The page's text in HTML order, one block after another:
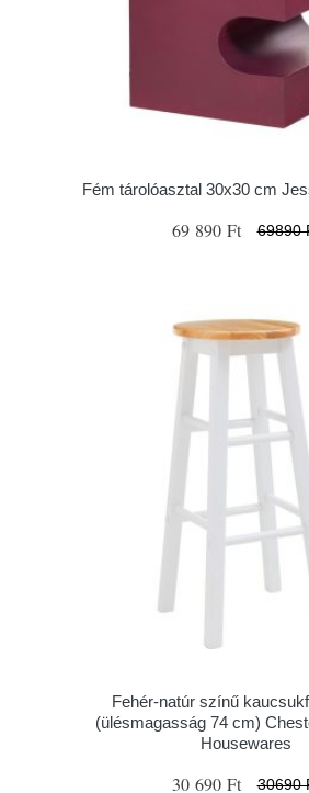
Fém tárolóasztal 30x30 cm
69 890 Ft 69890
Fehér-natúr színű
(ülésmagasság 74 cm)
Housewares
30 690 Ft 30690